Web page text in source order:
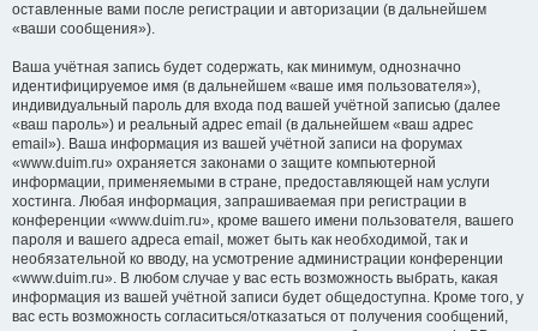
оставленные вами после регистрации и авторизации (в дальнейшем
«ваши сообщения»).
Ваша учётная запись будет содержать, как минимум, однозначно
идентифицируемое имя (в дальнейшем «ваше имя пользователя»),
индивидуальный пароль для входа под вашей учётной записью (далее
«ваш пароль») и реальный адрес email (в дальнейшем «ваш адрес
email»). Ваша информация из вашей учётной записи на форумах
«www.duim.ru» охраняется законами о защите компьютерной
информации, применяемыми в стране, предоставляющей нам услуги
хостинга. Любая информация, запрашиваемая при регистрации в
конференции «www.duim.ru», кроме вашего имени пользователя, вашего
пароля и вашего адреса email, может быть как необходимой, так и
необязательной ко вводу, на усмотрение администрации конференции
«www.duim.ru». В любом случае у вас есть возможность выбрать, какая
информация из вашей учётной записи будет общедоступна. Кроме того, у
вас есть возможность согласиться/отказаться от получения сообщений,